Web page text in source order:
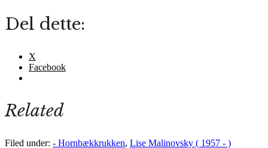
Del dette:
X
Facebook
Related
Filed under: - Hornbækkrukken, Lise Malinovsky ( 1957 - )